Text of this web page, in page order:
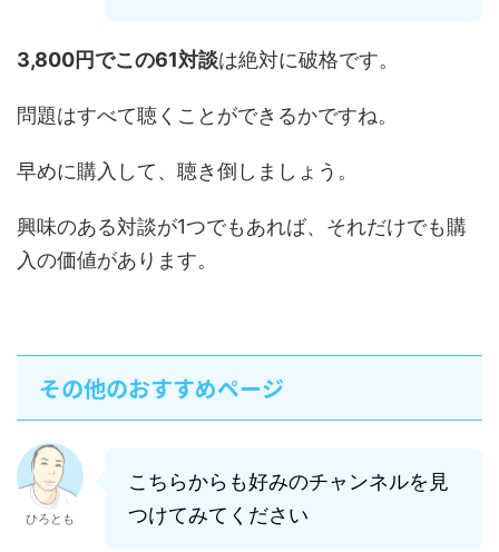
3,800円でこの61対談は絶対に破格です。
問題はすべて聴くことができるかですね。
早めに購入して、聴き倒しましょう。
興味のある対談が1つでもあれば、それだけでも購
入の価値があります。
その他のおすすめページ
ひろとも
こちらからも好みのチャンネルを見
つけてみてください